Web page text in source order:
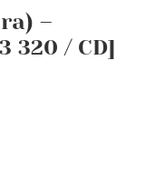
–
320 / CD]